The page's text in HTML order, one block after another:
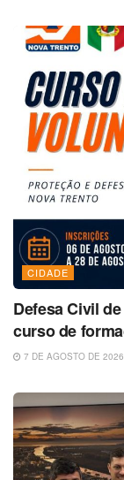
CIDADE
Defesa Civil
curso de
7 DE AGOSTO DE 2026